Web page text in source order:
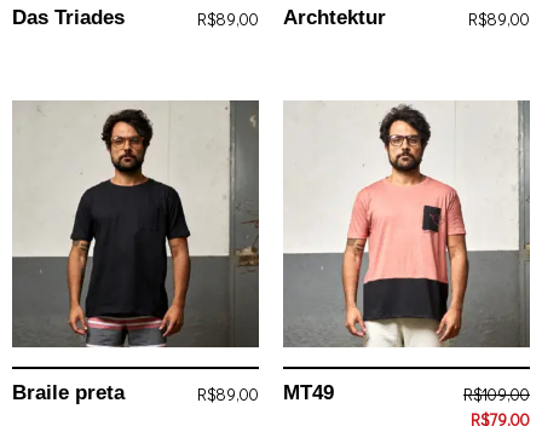
Das Triades R$89,00 Archtektur R$89,00
Braile preta R$89,00 MT49 R$109,00
R$79,00